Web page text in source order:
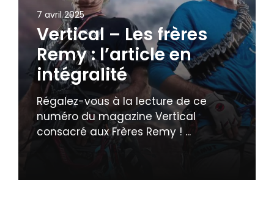
7 avril 2025
Vertical – Les frères
Remy : l’article en
intégralité
Régalez-vous à la lecture de ce
numéro du magazine Vertical
consacré aux Frères Remy ! ...